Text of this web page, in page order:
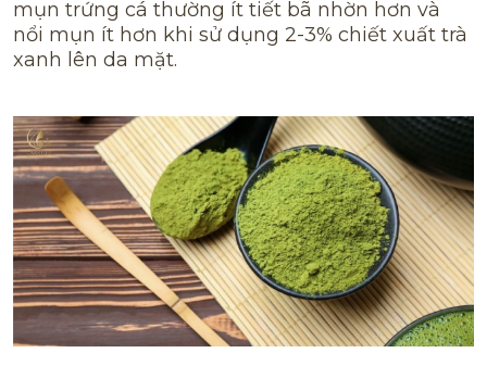
mụn trứng cá thường ít tiết bã nhờn hơn và
nổi mụn ít hơn khi sử dụng 2-3% chiết xuất trà
xanh lên da mặt.